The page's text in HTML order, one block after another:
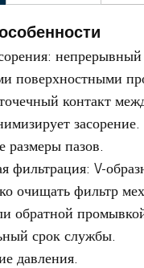
непрерывный
поверхностными
контакт
засорение.
размеры пазов.
фильтрация: V-
очищать фильтр
обратной
срок службы.
давления.